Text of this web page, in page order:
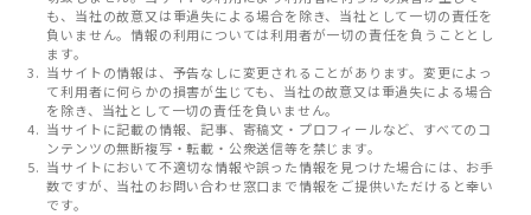
も、当社の故意又は重過失による場合を除き、当社として一切の責任を
負いません。情報の利用については利用者が一切の責任を負うこととし
ます。
当サイトの情報は、予告なしに変更されることがあります。変更によっ
て利用者に何らかの損害が生じても、当社の故意又は重過失による場合
を除き、当社として一切の責任を負いません。
当サイトに記載の情報、記事、寄稿文・プロフィールなど、すべてのコ
ンテンツの無断複写・転載・公衆送信等を禁じます。
当サイトにおいて不適切な情報や誤った情報を見つけた場合には、お手
数ですが、当社のお問い合わせ窓口まで情報をご提供いただけると幸い
です。